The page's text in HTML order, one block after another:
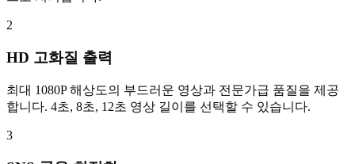
2
HD 고화질 출력
최대 1080P 해상도의 부드러운 영상과 전문가급 품질을 제공
합니다. 4초, 8초, 12초 영상 길이를 선택할 수 있습니다.
3